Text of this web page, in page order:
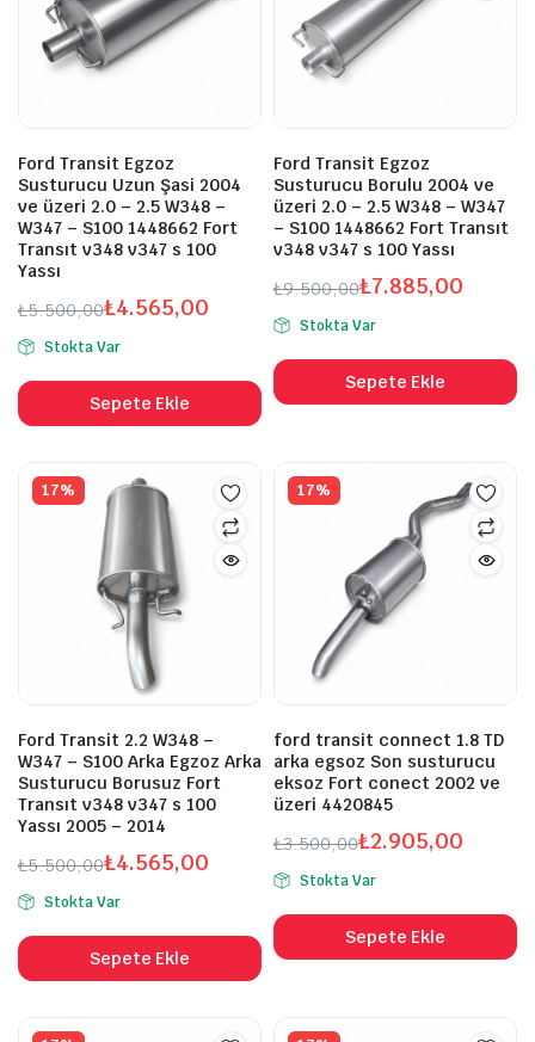
Ford Transit Egzoz
Susturucu Uzun Şasi 2004
ve üzeri 2.0 – 2.5 W348 –
W347 – S100 1448662 Fort
Transıt v348 v347 s 100
Yassı
₺5.500,00
Orijinal
fiyat:
₺5.500,00.
₺4.565,00
Şu
andaki
fiyat:
₺4.565,00.
Stokta Var
Sepete Ekle
Ford Transit Egzoz
Susturucu Borulu 2004 ve
üzeri 2.0 – 2.5 W348 – W347
– S100 1448662 Fort Transıt
v348 v347 s 100 Yassı
₺9.500,00
Orijinal
fiyat:
₺9.500,00.
₺7.885,00
Şu
andaki
fiyat:
₺7.885,00.
Stokta Var
Sepete Ekle
17%
Ford Transit 2.2 W348 –
W347 – S100 Arka Egzoz Arka
Susturucu Borusuz Fort
Transıt v348 v347 s 100
Yassı 2005 – 2014
₺5.500,00
Orijinal
fiyat:
₺5.500,00.
₺4.565,00
Şu
andaki
fiyat:
₺4.565,00.
Stokta Var
Sepete Ekle
17%
ford transit connect 1.8 TD
arka egsoz Son susturucu
eksoz Fort conect 2002 ve
üzeri 4420845
₺3.500,00
Orijinal
fiyat:
₺3.500,00.
₺2.905,00
Şu
andaki
fiyat:
₺2.905,00.
Stokta Var
Sepete Ekle